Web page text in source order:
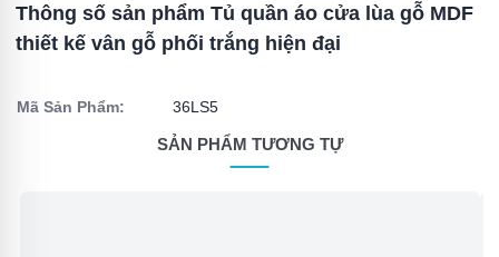
Thông số sản phẩm Tủ quần áo cửa lùa gỗ MDF
thiết kế vân gỗ phối trắng hiện đại
Mã Sản Phẩm: 36LS5
SẢN PHẨM TƯƠNG TỰ